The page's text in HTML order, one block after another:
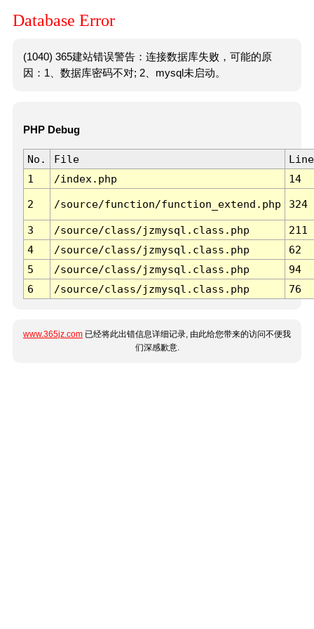
Database Error
(1040) 365建站错误警告：连接数据库失败，可能的原
因：1、数据库密码不对; 2、mysql未启动。
PHP Debug
No. File
Line
1
/index.php 14
2 /source/function/function_extend.php 324
3 /source/class/jzmysql.class.php
211
4
/source/class/jzmysql.class.php
62
5
/source/class/jzmysql.class.php
94
6
/source/class/jzmysql.class.php 76
www.365jz.com 已经将此出错信息详细记录, 由此给您带来的访问不便我
们深感歉意.